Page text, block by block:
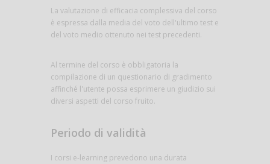
La valutazione di efficacia complessiva del corso
è espressa dalla media del voto dell'ultimo test e
del voto medio ottenuto nei test precedenti.
Al termine del corso è obbligatoria la
compilazione di un questionario di gradimento
affinché l'utente possa esprimere un giudizio sui
diversi aspetti del corso fruito.
Periodo di validità
I corsi e-learning prevedono una durata